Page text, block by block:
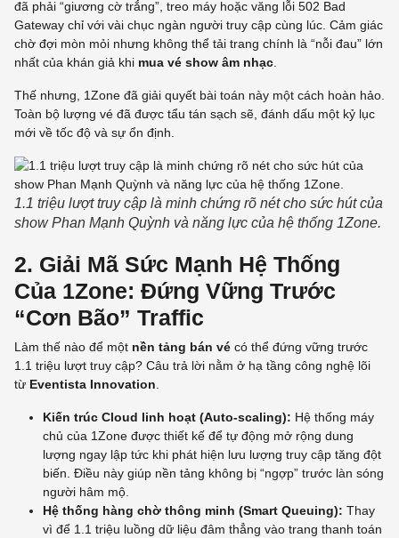
đã phải “giương cờ trắng”, treo máy hoặc văng lỗi 502 Bad
Gateway chỉ với vài chục ngàn người truy cập cùng lúc. Cảm giác
chờ đợi mòn mỏi nhưng không thể tải trang chính là “nỗi đau” lớn
nhất của khán giả khi mua vé show âm nhạc
Thế nhưng, 1Zone đã giải quyết bài toán này một cách hoàn hảo.
Toàn bộ lượng vé đã được tẩu tán sạch sẽ, đánh dấu một kỷ lục
mới về tốc độ và sự ổn định.
1.1 triệu lượt truy cập là minh chứng rõ nét cho sức hút của
show Phan Mạnh Quỳnh và năng lực của hệ thống 1Zone.
2. Giải Mã Sức Mạnh Hệ Thống
Của 1Zone: Đứng Vững Trước
“Cơn Bão” Traffic
Làm thế nào để một nền tảng bán vé có thể đứng vững trước
1.1 triệu lượt truy cập? Câu trả lời nằm ở hạ tầng công nghệ lõi
từ Eventista Innovation
Kiến trúc Cloud linh hoạt (Auto-scaling): Hệ thống máy
chủ của 1Zone được thiết kế để tự động mở rộng dung
lượng ngay lập tức khi phát hiện lưu lượng truy cập tăng đột
biến. Điều này giúp nền tảng không bị “ngợp” trước làn sóng
người hâm mộ.
Hệ thống hàng chờ thông minh (Smart Queuing): Thay
vì để 1.1 triệu luồng dữ liệu đâm thẳng vào trang thanh toán